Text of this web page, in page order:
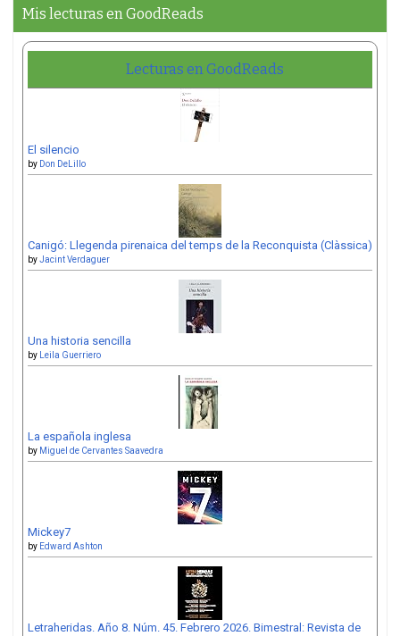
Mis lecturas en GoodReads
Lecturas en GoodReads
El silencio
by Don DeLillo
Canigó: Llegenda pirenaica del temps de la Reconquista (Clàssica)
byJacint Verdaguer
Una historia sencilla
by Leila Guerriero
La española inglesa
by Miguel de Cervantes Saavedra
Mickey7
by Edward Ashton
Letraheridas. Año 8. Núm. 45. Febrero 2026. Bimestral: Revista de